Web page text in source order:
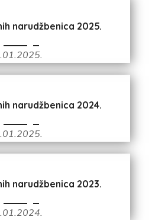
narudžbenica 2025.
narudžbenica 2024.
narudžbenica 2023.